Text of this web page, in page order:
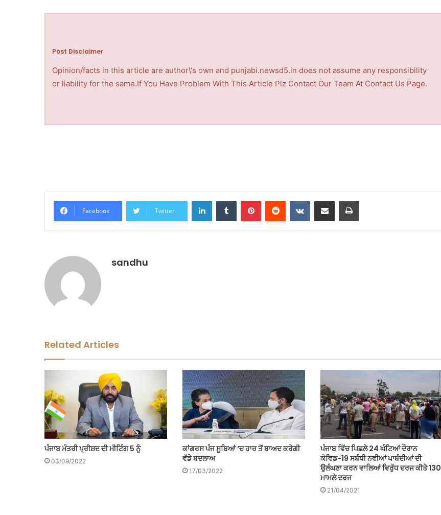
Post Disclaimer
Opinion/facts in this article are author\'s own and punjabi.newsd5.in does not assume any responsibility
or liability for the same.If You Have Problem With This Article Plz Contact Our Team At Contact Us Page.
Facebook Twitter
LinkedInTumblr PinterestReddit VKontakteShare via Email Print
sandhu
Related Articles
ਪੰਜਾਬ ਮੰਤਰੀ ਪ੍ਰੀਸ਼ਦ ਦੀ ਮੀਟਿੰਗ 5 ਨੂੰ
03/09/2022
ਕਾਂਗਰਸ ਪੰਜ ਸੂਬਿਆਂ ‘ਚ ਹਾਰ ਤੋਂ ਬਾਅਦ ਕਰੇਗੀ
ਵੱਡੇ ਬਦਲਾਅ
17/03/2022
ਪੰਜਾਬ ਵਿੱਚ ਪਿਛਲੇ 24 ਘੰਟਿਆਂ ਦੌਰਾਨ
ਕੋਵਿਡ-19 ਸਬੰਧੀ ਨਵੀਆਂ ਪਾਬੰਦੀਆਂ ਦੀ
ਉਲੰਘਣਾ ਕਰਨ ਵਾਲਿਆਂ ਵਿਰੁੱਧ ਦਰਜ ਕੀਤੇ 130
ਮਾਮਲੇ ਦਰਜ
21/04/2021